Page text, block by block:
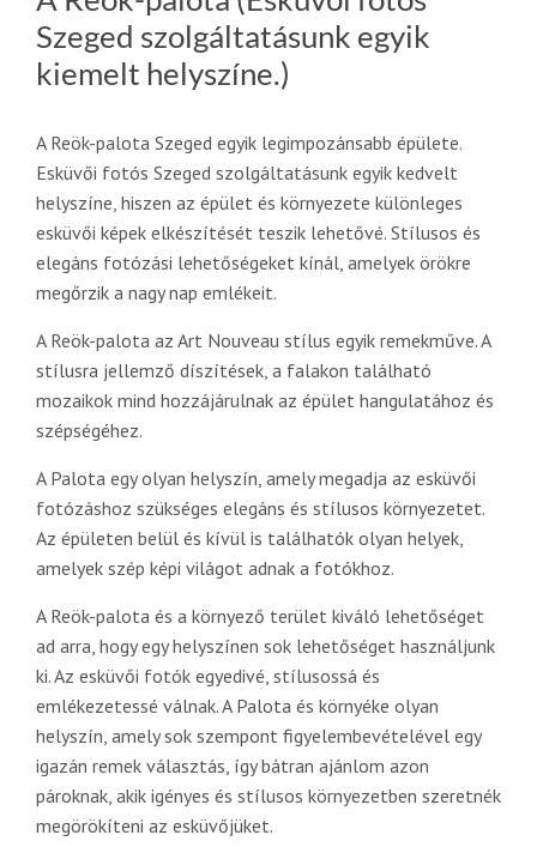
Szeged szolgáltatásunk egyik
kiemelt helyszíne.)
A Reök-palota Szeged egyik legimpozánsabb épülete.
Esküvői fotós Szeged szolgáltatásunk egyik kedvelt
helyszíne, hiszen az épület és környezete különleges
esküvői képek elkészítését teszik lehetővé. Stílusos és
elegáns fotózási lehetőségeket kínál, amelyek örökre
megőrzik a nagy nap emlékeit.
A Reök-palota az Art Nouveau stílus egyik remekműve. A
stílusra jellemző díszítések, a falakon található
mozaikok mind hozzájárulnak az épület hangulatához és
szépségéhez.
A Palota egy olyan helyszín, amely megadja az esküvői
fotózáshoz szükséges elegáns és stílusos környezetet.
Az épületen belül és kívül is találhatók olyan helyek,
amelyek szép képi világot adnak a fotókhoz.
A Reök-palota és a környező terület kiváló lehetőséget
ad arra, hogy egy helyszínen sok lehetőséget használjunk
ki. Az esküvői fotók egyedivé, stílusossá és
emlékezetessé válnak. A Palota és környéke olyan
helyszín, amely sok szempont figyelembevételével egy
igazán remek választás, így bátran ajánlom azon
pároknak, akik igényes és stílusos környezetben szeretnék
megörökíteni az esküvőjüket.